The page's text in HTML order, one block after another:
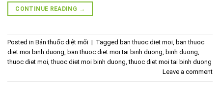
CONTINUE READING →
Posted in Bán thuốc diệt mối | Tagged ban thuoc diet moi ban thuoc
diet moi binh duong ban thuoc diet moi tai binh duong binh duong
thuoc diet moi ,thuoc diet moi binh duong ,thuoc diet moi tai binh duong
Leave a comment